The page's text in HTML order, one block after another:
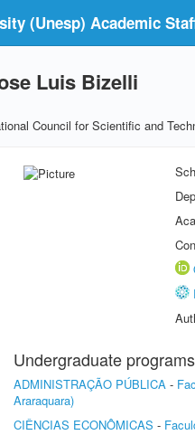
(Unesp) Academic
Luis Bizelli
Council for Scientific and
Undergraduate programs
ADMINISTRAÇÃO PÚBLICA -
Araraquara)
CIÊNCIAS ECONÔMICAS -